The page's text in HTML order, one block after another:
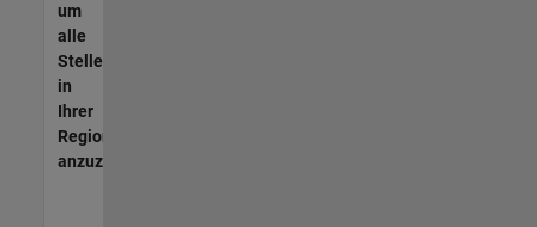
um
alle
Stellenangebote
in
Ihrer
Region
anzuzeigen.